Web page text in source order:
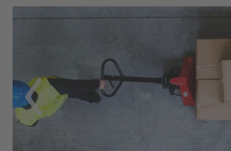
Previous